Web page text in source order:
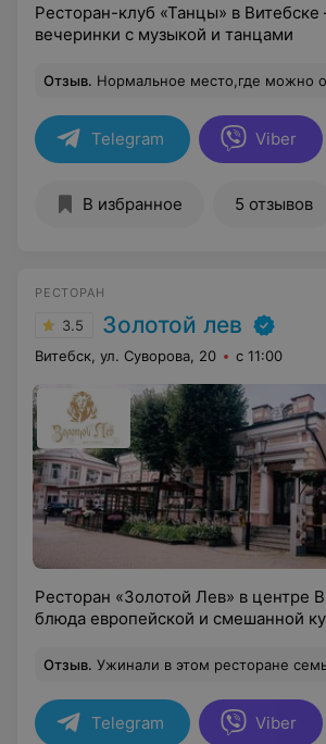
Ресторан-клуб «Танцы» в
вечеринки с музыкой и танцами
Отзыв. Нормальное место,где можно отдохнуть и расслабиться в
Telegram Viber
В избранное 5 отзывов
РЕСТОРАН
3.5 Золотой лев
Витебск, ул. Суворова, 20 с 11:00
Ресторан «Золотой Лев» в центре
блюда европейской и смешанной
Отзыв. Ужинали в этом ресторане семьей 8 августа. Очень приятное обслуживание. Выбрали столик на веранде, поскольку в залах было душновато. Очень вкусная
Telegram Viber